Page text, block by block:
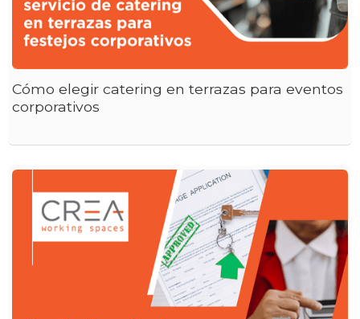
Cómo elegir catering en terrazas para eventos
corporativos